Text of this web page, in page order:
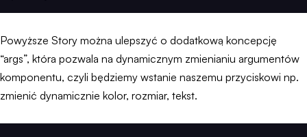
Powyższe Story można ulepszyć o dodatkową koncepcję
“args”, która pozwala na dynamicznym zmienianiu argumentów
komponentu, czyli będziemy wstanie naszemu przyciskowi np.
zmienić dynamicznie kolor, rozmiar, tekst.